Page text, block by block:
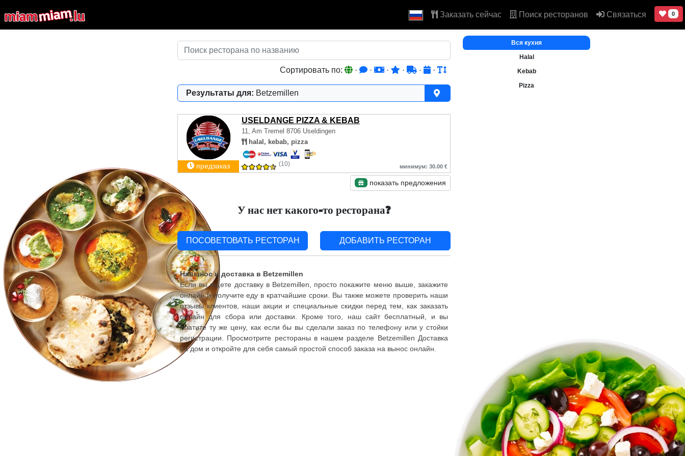
Заказать сейчас Поиск ресторанов Связаться 0
Сортировать по: · · · · · ·
Результаты для: Betzemillen
USELDANGE PIZZA & KEBAB
11, Am Tremel 8706 Useldingen
halal, kebab, pizza
предзаказ (10) минимум: 30.00 €
показать предложения
Вся кухня
Halal
Kebab
Pizza
У нас нет какого-то ресторана?
ПОСОВЕТОВАТЬ РЕСТОРАН ДОБАВИТЬ РЕСТОРАН
Навынос и доставка в Betzemillen
Если вы ищете доставку в Betzemillen, просто покажите меню выше, закажите
онлайн и получите еду в кратчайшие сроки. Вы также можете проверить наши
отзывы клиентов, наши акции и специальные скидки перед тем, как заказать
онлайн для сбора или доставки. Кроме того, наш сайт бесплатный, и вы
платите ту же цену, как если бы вы сделали заказ по телефону или у стойки
регистрации. Просмотрите рестораны в нашем разделе Betzemillen Доставка
на дом и откройте для себя самый простой способ заказа на вынос онлайн.